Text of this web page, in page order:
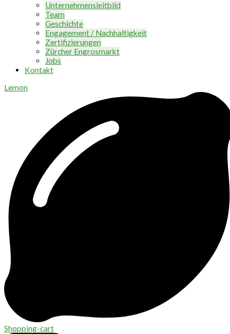
Unternehmensleitbild
Team
Geschichte
Engagement / Nachhaltigkeit
Zertifizierungen
Zürcher Engrosmarkt
Jobs
Kontakt
Lemon
Shopping-cart